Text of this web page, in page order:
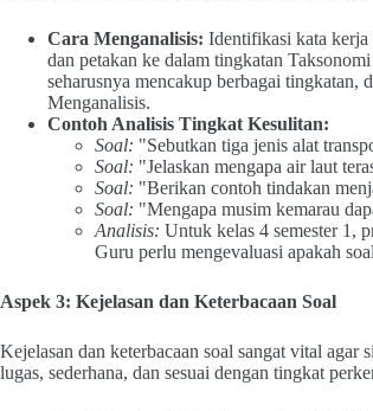
Cara Menganalisis: Identifikasi kata kerja
dan petakan ke dalam tingkatan
seharusnya mencakup berbagai tingkatan,
Menganalisis.
Contoh Analisis Tingkat Kesulitan:
Soal: "Sebutkan tiga jenis alat
Soal: "Jelaskan mengapa air laut
Soal: "Berikan contoh tindakan
Soal: "Mengapa musim kemarau
Analisis: Untuk kelas 4 semester 1,
Guru perlu mengevaluasi apakah
Aspek 3: Kejelasan dan Keterbacaan Soal
Kejelasan dan keterbacaan soal sangat vital agar
lugas, sederhana, dan sesuai dengan tingkat